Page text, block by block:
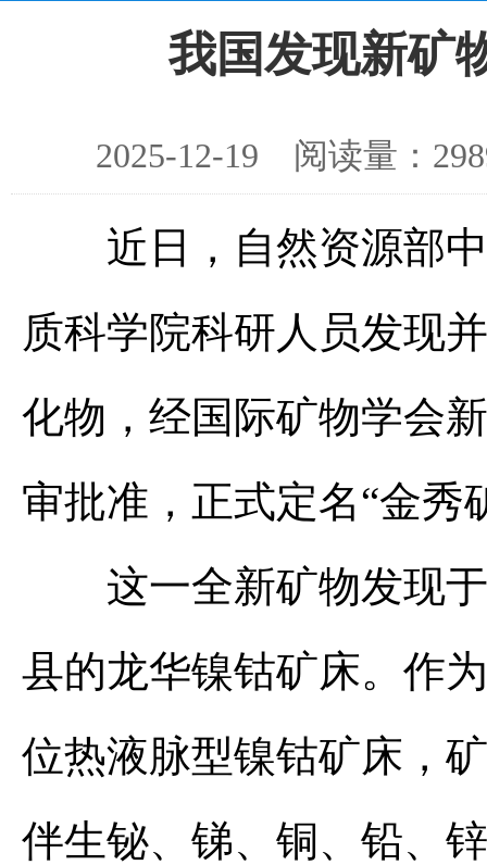
我国发现新矿
2025-12-19 阅读量：
近日，自然资源部中
质科学院科研人员发现
化物，经国际矿物学会
审批准，正式定名“金秀
这一全新矿物发现于
县的龙华镍钴矿床。作
位热液脉型镍钴矿床，
伴生铋、锑、铜、铅、